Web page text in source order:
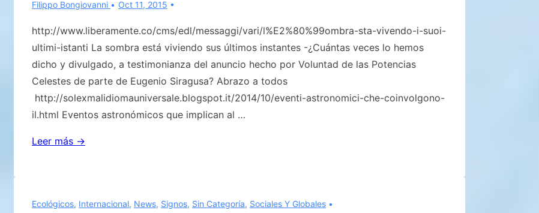
el
inminente
peligro
que
esta
sobre
nosotros
Filippo Bongiovanni Oct 11, 2015
http://www.liberamente.co/cms/edl/messaggi/vari/l%E2%80%99ombra-sta-vivendo-i-suoi-
ultimi-istanti La sombra está viviendo sus últimos instantes -¿Cuántas veces lo hemos
dicho y divulgado, a testimonianza del anuncio hecho por Voluntad de las Potencias
Celestes de parte de Eugenio Siragusa? Abrazo a todos
http://solexmalidiomauniversale.blogspot.it/2014/10/eventi-astronomici-che-coinvolgono-
il.html Eventos astronómicos que implican al …
LA
SUS
Leer más →
Ecológicos, Internacional, News, Signos, Sin Categoría, Sociales Y Globales